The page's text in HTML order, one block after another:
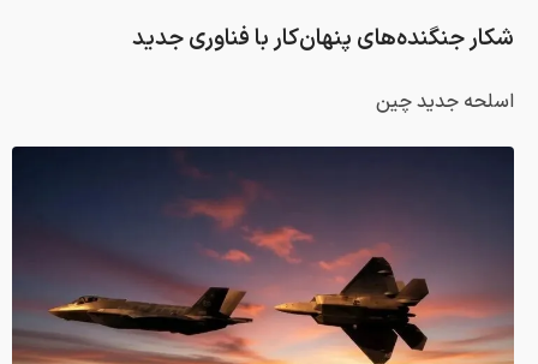
شکار جنگنده‌های پنهان‌کار با فناوری جدید
اسلحه جدید چین